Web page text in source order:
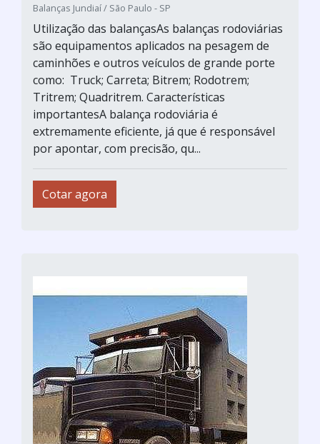
Balanças Jundiaí / São Paulo - SP
Utilização das balançasAs balanças rodoviárias
são equipamentos aplicados na pesagem de
caminhões e outros veículos de grande porte
como: Truck; Carreta; Bitrem; Rodotrem;
Tritrem; Quadritrem. Características
importantesA balança rodoviária é
extremamente eficiente, já que é responsável
por apontar, com precisão, qu...
Cotar agora